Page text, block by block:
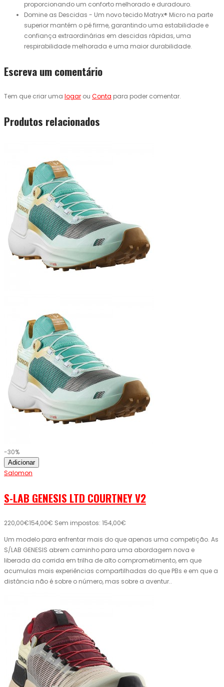
proporcionando um conforto melhorado e duradouro.
Domine as Descidas - Um novo tecido Matryx® Micro na parte
superior mantém o pé firme, garantindo uma estabilidade e
confiança extraordinárias em descidas rápidas, uma
respirabilidade melhorada e uma maior durabilidade.
Escreva um comentário
Tem que criar uma logar ou Conta para poder comentar.
Produtos relacionados
-30%
Adicionar
Salomon
S-LAB GENESIS LTD COURTNEY V2
220,00€154,00€ Sem impostos: 154,00€
Um modelo para enfrentar mais do que apenas uma competição. As
S/LAB GENESIS abrem caminho para uma abordagem nova e
liberada da corrida em trilha de alto comprometimento, em que
acumulas mais experiências compartilhadas do que PBs e em que a
distância não é sobre o número, mas sobre a aventur..